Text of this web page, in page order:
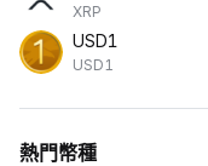
XRP
USD1
USD1
熱門幣種